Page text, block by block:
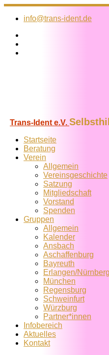
Zum
Inhalt
info@trans-ident.de
Trans-Ident e.V.
Startseite
Beratung
Verein
Allgemein
Vereins­geschichte
Satzung
Mitglied­schaft
Vorstand
Spenden
Gruppen
Allgemein
Kalender
Ansbach
Aschaffenburg
Bayreuth
Erlangen/Nürnberg
München
Regensburg
Schweinfurt
Würzburg
Partner*innen
Infobereich
Aktuelles
Kontakt